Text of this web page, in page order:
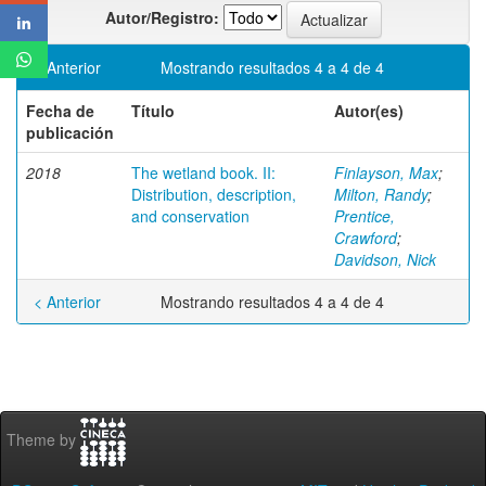
Autor/Registro:
Mostrando resultados 4 a 4 de 4
< Anterior
Fecha de
publicación
Título Autor(es)
2018
The wetland book. II:
Distribution, description,
and conservation
Finlayson, Max;
Milton, Randy;
Prentice,
Crawford;
Davidson, Nick
Mostrando resultados 4 a 4 de 4
< Anterior
Theme by